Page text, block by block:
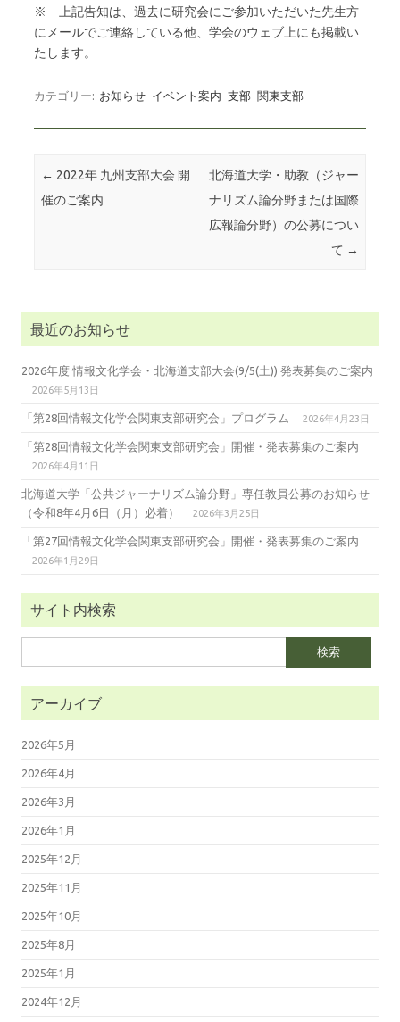
※ 上記告知は、過去に研究会にご参加いただいた先生方
にメールでご連絡している他、学会のウェブ上にも掲載い
たします。
カテゴリー: お知らせ イベント案内 支部 関東支部
投稿ナビゲーション
← 2022年 九州支部大会 開
催のご案内
北海道大学・助教（ジャー
ナリズム論分野または国際
広報論分野）の公募につい
て →
最近のお知らせ
2026年度 情報文化学会・北海道支部大会(9/5(土)) 発表募集のご案内
2026年5月13日
「第28回情報文化学会関東支部研究会」プログラム 2026年4月23日
「第28回情報文化学会関東支部研究会」開催・発表募集のご案内
2026年4月11日
北海道大学「公共ジャーナリズム論分野」専任教員公募のお知らせ
（令和8年4月6日（月）必着）
2026年3月25日
「第27回情報文化学会関東支部研究会」開催・発表募集のご案内
2026年1月29日
サイト内検索
索:
アーカイブ
2026年5月
2026年4月
2026年3月
2026年1月
2025年12月
2025年11月
2025年10月
2025年8月
2025年1月
2024年12月